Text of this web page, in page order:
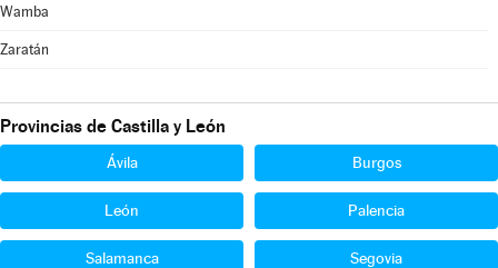
Wamba
Zaratán
Provincias de Castilla y León
Ávila Burgos
León Palencia
Salamanca Segovia